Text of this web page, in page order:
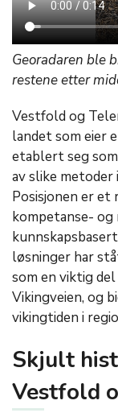
Georadaren ble
restene etter
Vestfold og
landet som eier
etablert seg
av slike
Posisjonen er
kompetanse-
løsninger har
som en viktig
Vikingveien, og
vikingtiden i
Skjult
Vestfold